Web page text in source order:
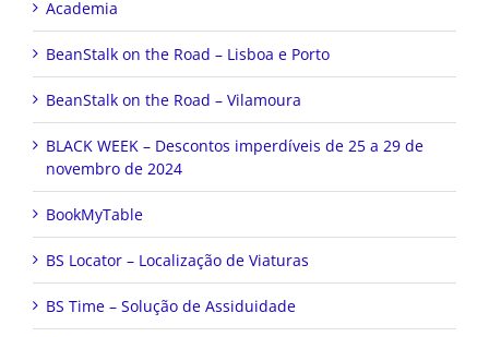
Academia
BeanStalk on the Road – Lisboa e Porto
BeanStalk on the Road – Vilamoura
BLACK WEEK – Descontos imperdíveis de 25 a 29 de
novembro de 2024
BookMyTable
BS Locator – Localização de Viaturas
BS Time – Solução de Assiduidade